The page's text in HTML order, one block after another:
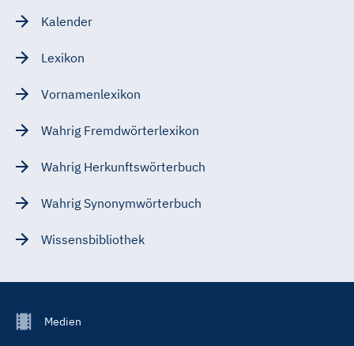
Kalender
Lexikon
Vornamenlexikon
Wahrig Fremdwörterlexikon
Wahrig Herkunftswörterbuch
Wahrig Synonymwörterbuch
Wissensbibliothek
FooterMedien